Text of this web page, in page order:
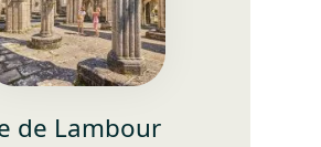
de Lambour